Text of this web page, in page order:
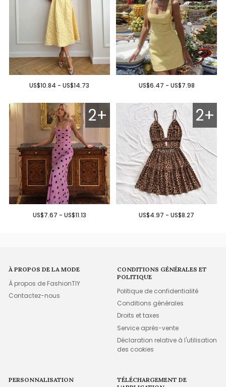
US$10.84 - US$14.73 US$6.47 - US$7.98
2+
US$7.67 - US$11.13
2+
US$4.97 - US$8.27
À PROPOS DE LA MODE
À propos de FashionTIY
Contactez-nous
CONDITIONS GÉNÉRALES ET
POLITIQUE
Politique de confidentialité
Conditions générales
Droits et taxes
Service après-vente
Déclaration relative à l'utilisation
des cookies
PERSONNALISATION
TÉLÉCHARGEMENT DE